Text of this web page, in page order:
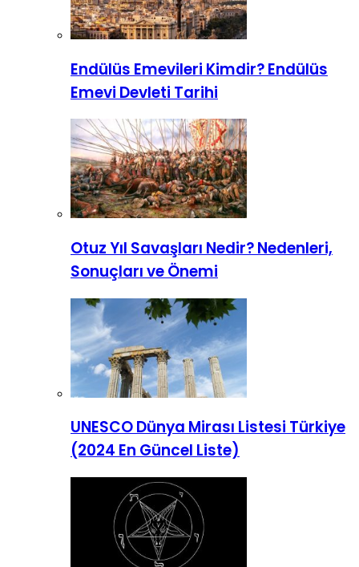
Endülüs Emevileri Kimdir? Endülüs
Emevi Devleti Tarihi
Otuz Yıl Savaşları Nedir? Nedenleri,
Sonuçları ve Önemi
UNESCO Dünya Mirası Listesi Türkiye
(2024 En Güncel Liste)